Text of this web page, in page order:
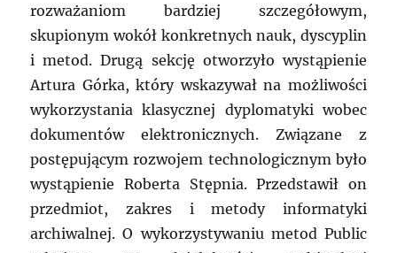
rozważaniom bardziej szczegółowym,
skupionym wokół konkretnych nauk, dyscyplin
i metod. Drugą sekcję otworzyło wystąpienie
Artura Górka, który wskazywał na możliwości
wykorzystania klasycznej dyplomatyki wobec
dokumentów elektronicznych. Związane z
postępującym rozwojem technologicznym było
wystąpienie Roberta Stępnia. Przedstawił on
przedmiot, zakres i metody informatyki
archiwalnej. O wykorzystywaniu metod Public